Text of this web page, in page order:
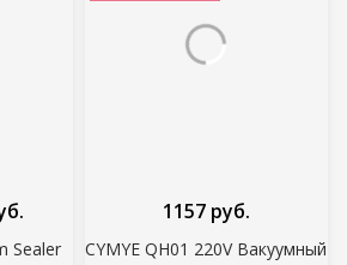
Sealer
CYMYE QH01 220V Вакуумный
1157 руб.